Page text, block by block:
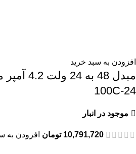
افزودن به سبد خرید
100C-24
موجود در انبار
10,791,720 تومان افزودن به